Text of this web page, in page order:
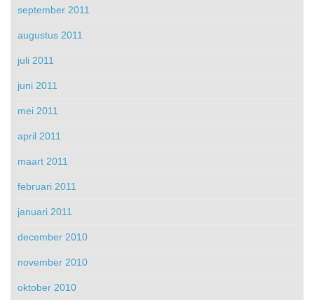
september 2011
augustus 2011
juli 2011
juni 2011
mei 2011
april 2011
maart 2011
februari 2011
januari 2011
december 2010
november 2010
oktober 2010